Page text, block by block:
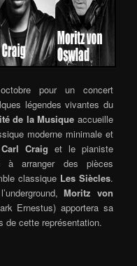
pour un concert
légendes vivantes du
de la Musique accueille
moderne minimale et
Carl Craig et le pianiste
arranger des pièces
classique Les Siècles.
Moritz von
Ernestus) apportera sa
de cette représentation.